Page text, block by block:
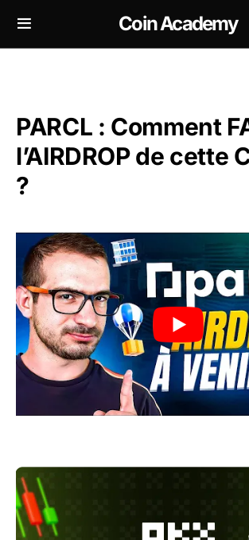
Coin Academy
PARCL : Comment
l’AIRDROP de cette
?